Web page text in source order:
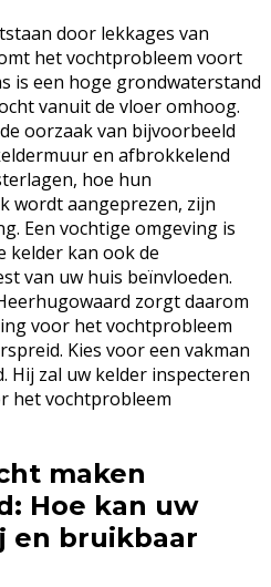
door lekkages van
het vochtprobleem voort
is een hoge grondwaterstand
vanuit de vloer omhoog.
oorzaak van bijvoorbeeld
en afbrokkelend
hoe hun
wordt aangeprezen, zijn
Een vochtige omgeving is
kelder kan ook de
van uw huis beïnvloeden.
zorgt daarom
voor het vochtprobleem
Kies voor een vakman
Hij zal uw kelder inspecteren
het vochtprobleem
maken
Hoe kan uw
en bruikbaar